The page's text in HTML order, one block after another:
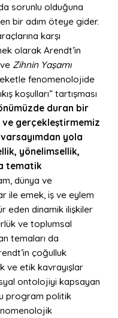
sorunlu olduğuna
bir adım öteye gider.
karşı
olarak Arendt’in
Zihnin Yaşamı
fenomenolojide
koşulları” tartışması
duran bir
ve gerçekleştirmemiz
yola
yönelimsellik,
tematik
dünya ve
ile emek, iş ve eylem
eden dinamik ilişkiler
ve toplumsal
temaları da
çoğulluk
ve etik kavrayışlar
ontolojiyi kapsayan
program politik